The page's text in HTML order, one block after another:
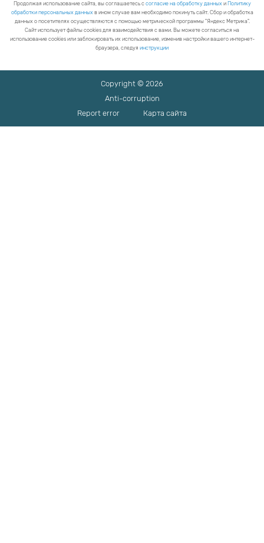
Продолжая использование сайта, вы соглашаетесь с согласие на обработку данныхи Политику
обработки персональных данныхв ином случае вам необходимо покинуть сайт. Сбор и обработка
данных о посетителях осуществляются с помощью метрической программы "Яндекс Метрика".
Сайт использует файлы cookies для взаимодействия с вами. Вы можете согласиться на
использование cookies или заблокировать их использование, изменив настройки вашего интернет-
браузера, следуя инструкции
Copyright © 2026
Anti-corruption
Report error
Карта сайта